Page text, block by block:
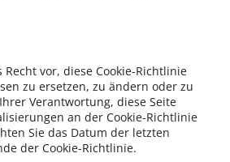
vor, diese Cookie-Richtlinie
zu ersetzen, zu ändern oder zu
Verantwortung, diese Seite
an der Cookie-Richtlinie
Sie das Datum der letzten
der Cookie-Richtlinie.